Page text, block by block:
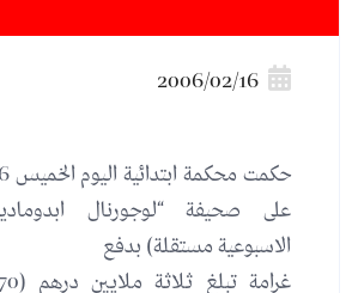
2006/02/16
على صحيفة “لوجورنال
الاسبوعية مستقلة) بدفع